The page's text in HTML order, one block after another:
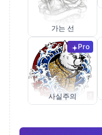
가는 선
Pro
사실주의